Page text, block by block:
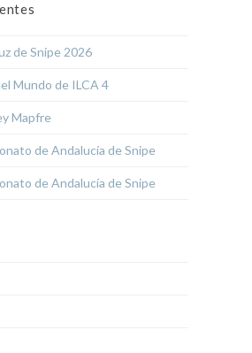
de Snipe 2026
Mundo de ILCA 4
Mapfre
de Andalucía de Snipe
de Andalucía de Snipe